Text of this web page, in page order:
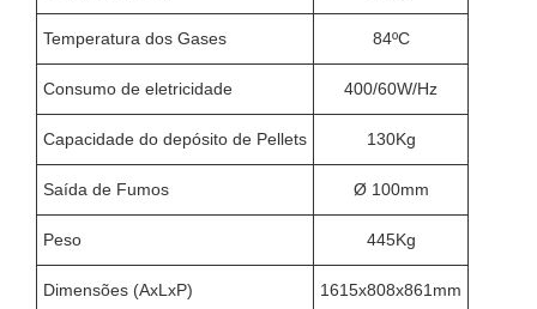
Temperatura dos Gases 84ºC
Consumo de eletricidade 400/60W/Hz
Capacidade do depósito de Pellets 130Kg
Saída de Fumos Ø 100mm
Peso 445Kg
Dimensões (AxLxP) 1615x808x861mm